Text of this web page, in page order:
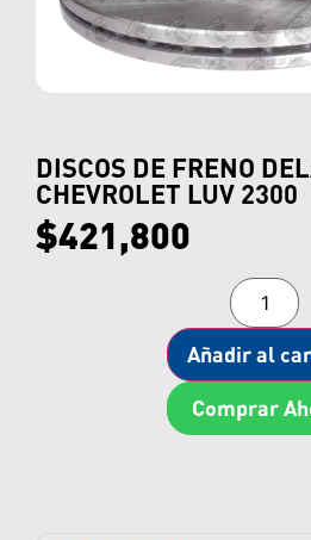
DISCOS DE FRENO
CHEVROLET LUV 2300
$421,800
Añadir al
Comprar